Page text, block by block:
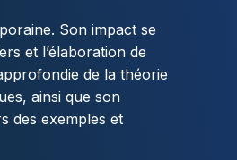
Son impact se
et l’élaboration de
de la théorie
ainsi que son
des exemples et